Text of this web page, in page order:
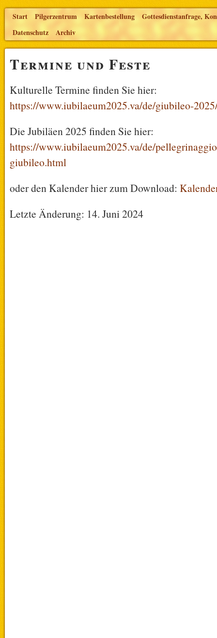
Start Pilgerzentrum Kartenbestellung
Gottesdienstanfrage,
Datenschutz
Archiv
Termine und Feste
Kulturelle Termine finden Sie hier:
https://www.iubilaeum2025.va/de/giubileo-
Die Jubiläen 2025 finden Sie hier:
https://www.iubilaeum2025.va/de/
giubileo.html
oder den Kalender hier zum Download:
Letzte Änderung: 14. Juni 2024